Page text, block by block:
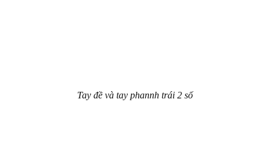
Tay đề và tay phannh trái 2 số